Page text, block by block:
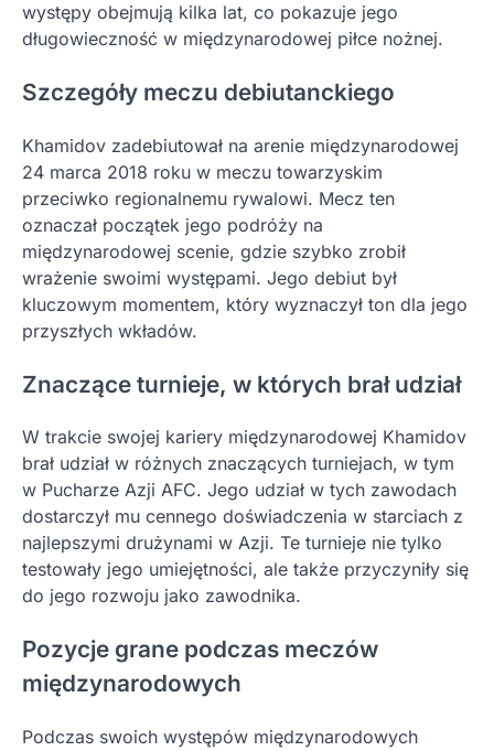
występy obejmują kilka lat, co pokazuje jego
długowieczność w międzynarodowej piłce nożnej.
Szczegóły meczu debiutanckiego
Khamidov zadebiutował na arenie międzynarodowej
24 marca 2018 roku w meczu towarzyskim
przeciwko regionalnemu rywalowi. Mecz ten
oznaczał początek jego podróży na
międzynarodowej scenie, gdzie szybko zrobił
wrażenie swoimi występami. Jego debiut był
kluczowym momentem, który wyznaczył ton dla jego
przyszłych wkładów.
Znaczące turnieje, w których brał udział
W trakcie swojej kariery międzynarodowej Khamidov
brał udział w różnych znaczących turniejach, w tym
w Pucharze Azji AFC. Jego udział w tych zawodach
dostarczył mu cennego doświadczenia w starciach z
najlepszymi drużynami w Azji. Te turnieje nie tylko
testowały jego umiejętności, ale także przyczyniły się
do jego rozwoju jako zawodnika.
Pozycje grane podczas meczów
międzynarodowych
Podczas swoich występów międzynarodowych